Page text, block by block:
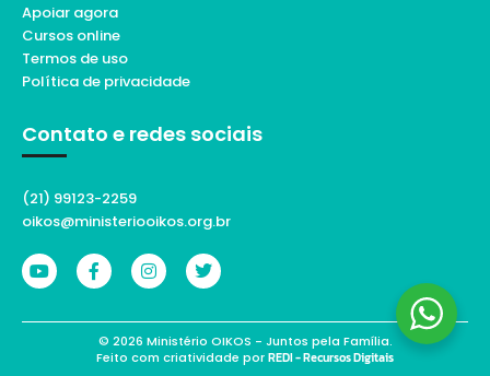
Apoiar agora
Cursos online
Termos de uso
Política de privacidade
Contato e redes sociais
(21) 99123-2259
oikos@ministeriooikos.org.br
© 2026 Ministério OIKOS - Juntos pela Família.
Feito com criatividade porREDI - Recursos Digitais